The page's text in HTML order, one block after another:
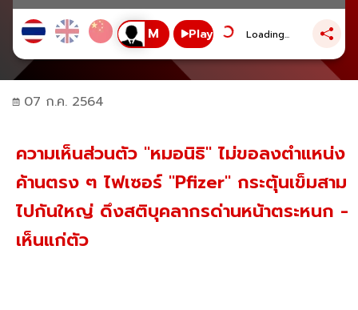
Play Loading...
07 ก.ค. 2564
ความเห็นส่วนตัว "หมอนิธิ" ไม่ขอลงตำแหน่ง
ค้านตรง ๆ ไฟเซอร์ "Pfizer" กระตุ้นเข็มสาม
ไปกันใหญ่ ดึงสติบุคลากรด่านหน้าตระหนก -
เห็นแก่ตัว